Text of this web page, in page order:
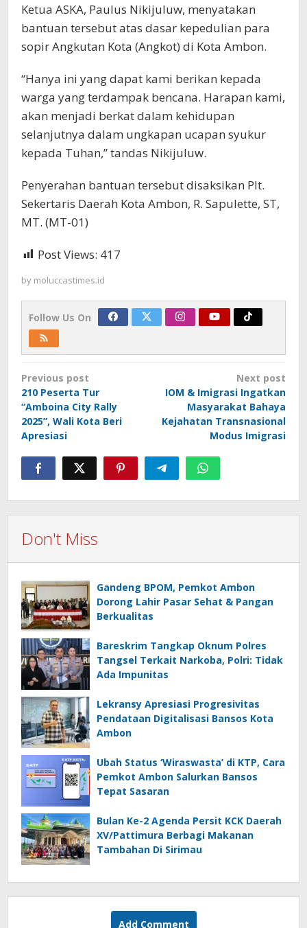
Ketua ASKA, Paulus Nikijuluw, menyatakan
bantuan tersebut atas dasar kepedulian para
sopir Angkutan Kota (Angkot) di Kota Ambon.
“Hanya ini yang dapat kami berikan kepada
warga yang terdampak bencana. Harapan kami,
akan menjadi berkat dalam kehidupan
selanjutnya dalam ungkapan ucapan syukur
kepada Tuhan,” tandas Nikijuluw.
Penyerahan bantuan tersebut disaksikan Plt.
Sekertaris Daerah Kota Ambon, R. Sapulette, ST,
MT. (MT-01)
Post Views: 417
by moluccastimes.id
Follow Us On
Post
navigation
Previous post
210 Peserta Tur
“Amboina City Rally
2025”, Wali Kota Beri
Apresiasi
Next post
IOM & Imigrasi Ingatkan
Masyarakat Bahaya
Kejahatan Transnasional
Modus Imigrasi
Don't Miss
Gandeng BPOM, Pemkot Ambon
Dorong Lahir Pasar Sehat & Pangan
Berkualitas
Bareskrim Tangkap Oknum Polres
Tangsel Terkait Narkoba, Polri: Tidak
Ada Impunitas
Lekransy Apresiasi Progresivitas
Pendataan Digitalisasi Bansos Kota
Ambon
Ubah Status ‘Wiraswasta’ di KTP, Cara
Pemkot Ambon Salurkan Bansos
Tepat Sasaran
Bulan Ke-2 Agenda Persit KCK Daerah
XV/Pattimura Berbagi Makanan
Tambahan Di Sirimau
Add Comment